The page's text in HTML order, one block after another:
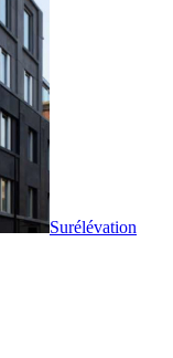
Surélévation